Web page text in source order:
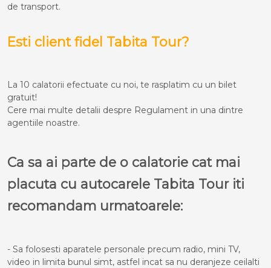
de transport.
Esti client fidel Tabita Tour?
La 10 calatorii efectuate cu noi, te rasplatim cu un bilet
gratuit!
Cere mai multe detalii despre Regulament in una dintre
agentiile noastre.
Ca sa ai parte de o calatorie cat mai
placuta cu autocarele Tabita Tour iti
recomandam urmatoarele:
- Sa folosesti aparatele personale precum radio, mini TV,
video in limita bunul simt, astfel incat sa nu deranjeze ceilalti